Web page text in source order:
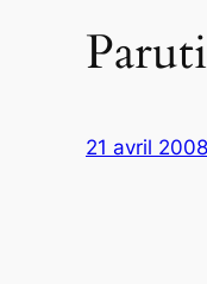
21 avril 2008